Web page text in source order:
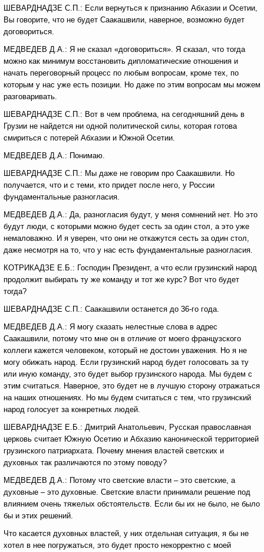
ШЕВАРДНАДЗЕ С.П.: Если вернуться к признанию Абхазии и Осетии,
Вы говорите, что не будет Саакашвили, наверное, возможно будет
договориться.
МЕДВЕДЕВ Д.А.: Я не сказал «договориться». Я сказал, что тогда
можно как минимум восстановить дипломатические отношения и
начать переговорный процесс по любым вопросам, кроме тех, по
которым у нас уже есть позиции. Но даже по этим вопросам мы можем
разговаривать.
ШЕВАРДНАДЗЕ С.П.: Вот в чем проблема, на сегодняшний день в
Грузии не найдется ни одной политической силы, которая готова
смириться с потерей Абхазии и Южной Осетии.
МЕДВЕДЕВ Д.А.: Понимаю.
ШЕВАРДНАДЗЕ С.П.: Мы даже не говорим про Саакашвили. Но
получается, что и с теми, кто придет после него, у России
фундаментальные разногласия.
МЕДВЕДЕВ Д.А.: Да, разногласия будут, у меня сомнений нет. Но это
будут люди, с которыми можно будет сесть за один стол, а это уже
немаловажно. И я уверен, что они не откажутся сесть за один стол,
даже несмотря на то, что у нас есть фундаментальные разногласия.
КОТРИКАДЗЕ Е.Б.: Господин Президент, а что если грузинский народ
продолжит выбирать ту же команду и тот же курс? Вот что будет
тогда?
ШЕВАРДНАДЗЕ С.П.: Саакашвили останется до 36-го года.
МЕДВЕДЕВ Д.А.: Я могу сказать нелестные слова в адрес
Саакашвили, потому что мне он в отличие от моего французского
коллеги кажется человеком, который не достоин уважения. Но я не
могу обижать народ. Если грузинский народ будет голосовать за ту
или иную команду, это будет выбор грузинского народа. Мы будем с
этим считаться. Наверное, это будет не в лучшую сторону отражаться
на наших отношениях. Но мы будем считаться с тем, что грузинский
народ голосует за конкретных людей.
ШЕВАРДНАДЗЕ Е.Б.: Дмитрий Анатольевич, Русская православная
церковь считает Южную Осетию и Абхазию канонической территорией
грузинского патриархата. Почему мнения властей светских и
духовных так различаются по этому поводу?
МЕДВЕДЕВ Д.А.: Потому что светские власти – это светские, а
духовные – это духовные. Светские власти принимали решение под
влиянием очень тяжелых обстоятельств. Если бы их не было, не было
бы и этих решений.
Что касается духовных властей, у них отдельная ситуация, я бы не
хотел в нее погружаться, это будет просто некорректно с моей